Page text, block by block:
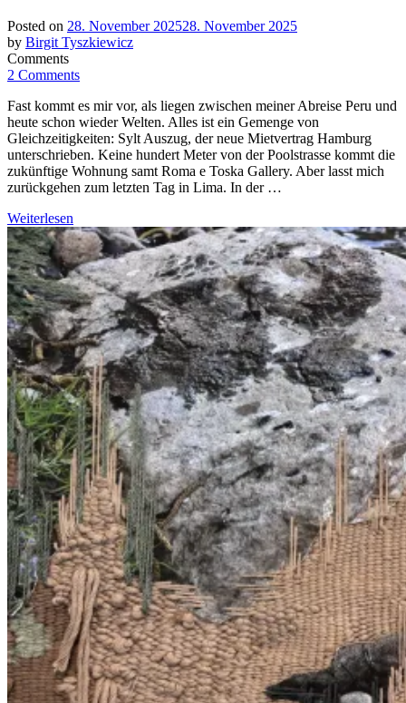
Posted on 28. November 202528. November 2025
by Birgit Tyszkiewicz
Comments
2 Comments
Fast kommt es mir vor, als liegen zwischen meiner Abreise Peru und
heute schon wieder Welten. Alles ist ein Gemenge von
Gleichzeitigkeiten: Sylt Auszug, der neue Mietvertrag Hamburg
unterschrieben. Keine hundert Meter von der Poolstrasse kommt die
zukünftige Wohnung samt Roma e Toska Gallery. Aber lasst mich
zurückgehen zum letzten Tag in Lima. In der …
Weiterlesen